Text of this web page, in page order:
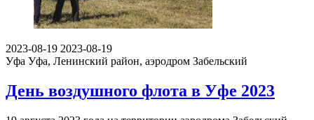
2023-08-19 2023-08-19
Уфа Уфа, Ленинский район, аэродром Забельский
День воздушного флота в Уфе 2023